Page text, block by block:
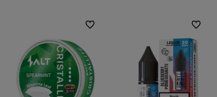
Do ulubionych Do